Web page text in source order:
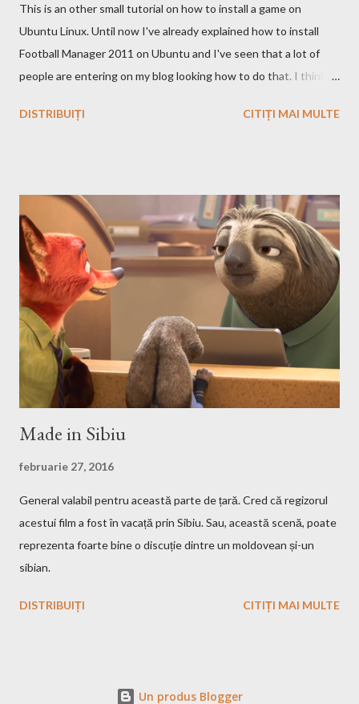
This is an other small tutorial on how to install a game on
Ubuntu Linux. Until now I've already explained how to install
Football Manager 2011 on Ubuntu and I've seen that a lot of
people are entering on my blog looking how to do that. I think
the story and the game play is calling you to play it also in Linux,
definitively sure that you'll find a site from which to download
the game files ;). Installation After downloading the game you
have to install it. If the *.iso file is compressed in a *.bz2 file you
have to uncompressed it. After that write in the Terminal this,
after you go with cd command in the folder where the iso file is:
sudo mount -t iso9660 -o loop HMM3-Linux.iso /mnt/fakecd ...
DISTRIBUIȚI CITIȚI MAI MULTE
Made in Sibiu
februarie 27, 2016
General valabil pentru această parte de țară. Cred că regizorul
acestui film a fost în vacață prin Sibiu. Sau, această scenă, poate
reprezenta foarte bine o discuție dintre un moldovean și-un
sibian.
DISTRIBUIȚI CITIȚI MAI MULTE
Un produs Blogger